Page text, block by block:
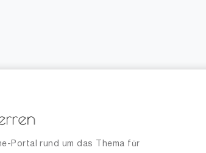
Portal rund um das Thema für